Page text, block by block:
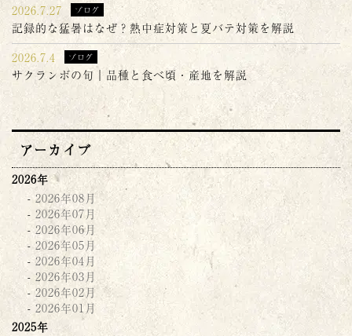
2026.7.27
ブログ
記録的な猛暑はなぜ？熱中症対策と夏バテ対策を解説
2026.7.4
ブログ
サクランボの旬｜品種と食べ頃・産地を解説
アーカイブ
2026年
2026年08月
2026年07月
2026年06月
2026年05月
2026年04月
2026年03月
2026年02月
2026年01月
2025年